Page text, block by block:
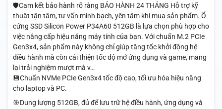
🛡️Cam kết bảo hành rõ ràng BẢO HÀNH 24 THÁNG Hỗ trợ kỹ
thuật tận tâm, tư vấn minh bạch, yên tâm khi mua sản phẩm. Ổ
cứng SSD Silicon Power P34A60 512GB là lựa chọn phù hợp cho
việc nâng cấp hiệu năng máy tính của bạn. Với chuẩn M.2 PCIe
Gen3x4, sản phẩm này không chỉ giúp tăng tốc khởi động hệ
điều hành mà còn cải thiện tốc độ mở ứng dụng và game, mang
lại trải nghiệm mượt mà v…
💾Chuẩn NVMe PCIe Gen3x4 tốc độ cao, tối ưu hóa hiệu năng
cho laptop và PC.
🎯Dung lượng 512GB, đủ để lưu trữ hệ điều hành, ứng dụng và